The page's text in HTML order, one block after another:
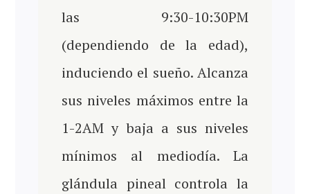
las 9:30-10:30PM
(dependiendo de la edad),
induciendo el sueño. Alcanza
sus niveles máximos entre la
1-2AM y baja a sus niveles
mínimos al mediodía. La
glándula pineal controla la